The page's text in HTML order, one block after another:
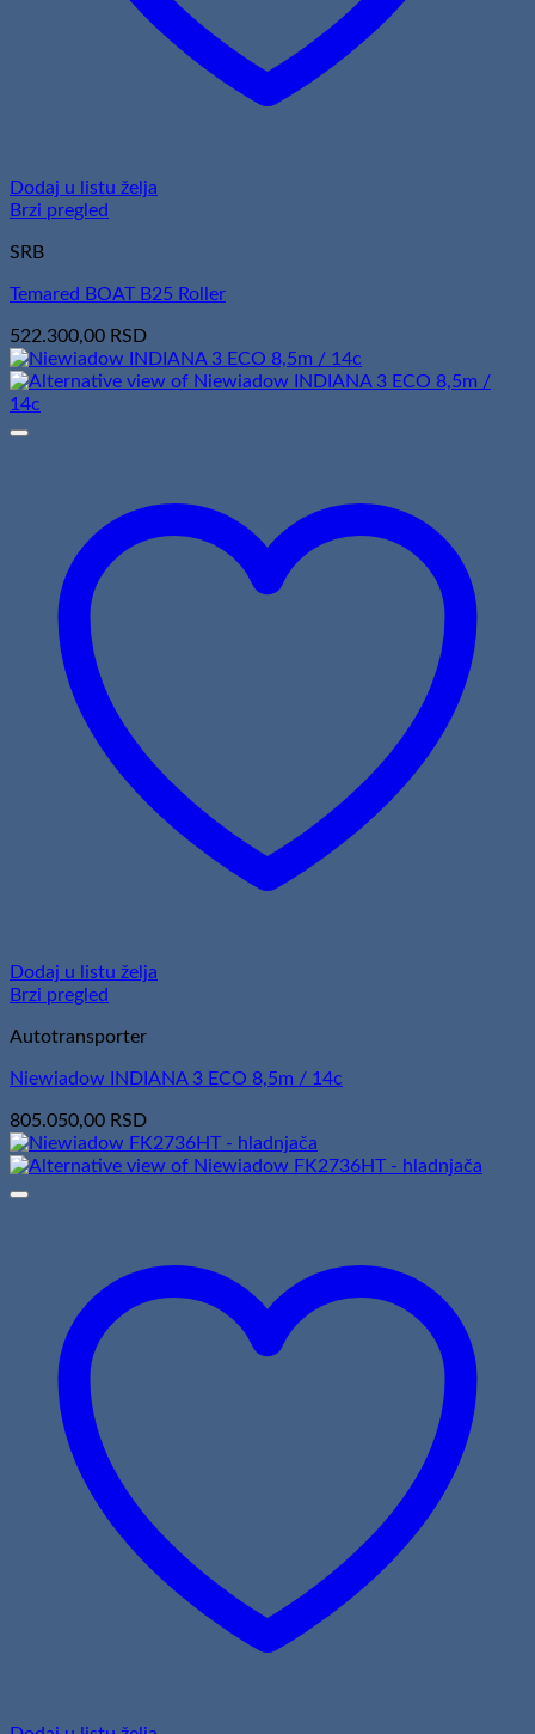
Dodaj u listu želja
Brzi pregled
SRB
Temared BOAT B25 Roller
522.300,00 RSD
Dodaj u listu želja
Brzi pregled
Autotransporter
Niewiadow INDIANA 3 ECO 8,5m / 14c
805.050,00 RSD